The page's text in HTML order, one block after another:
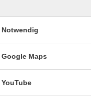
Notwendig
Google Maps
YouTube